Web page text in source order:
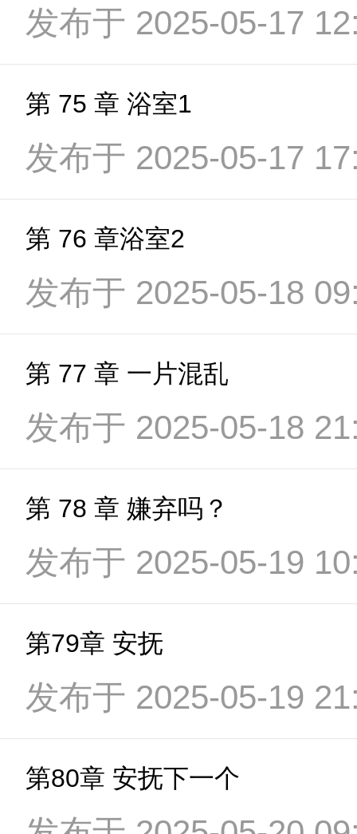
发布于 2025-05-17
第 75 章 浴室1
发布于 2025-05-17
第 76 章浴室2
发布于 2025-05-18
第 77 章 一片混乱
发布于 2025-05-18
第 78 章 嫌弃吗？
发布于 2025-05-19
第79章 安抚
发布于 2025-05-19
第80章 安抚下一个